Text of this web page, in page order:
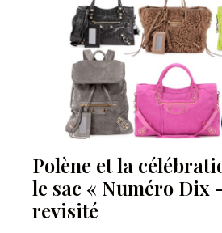
Polène et la
le sac « Numéro Dix
revisité